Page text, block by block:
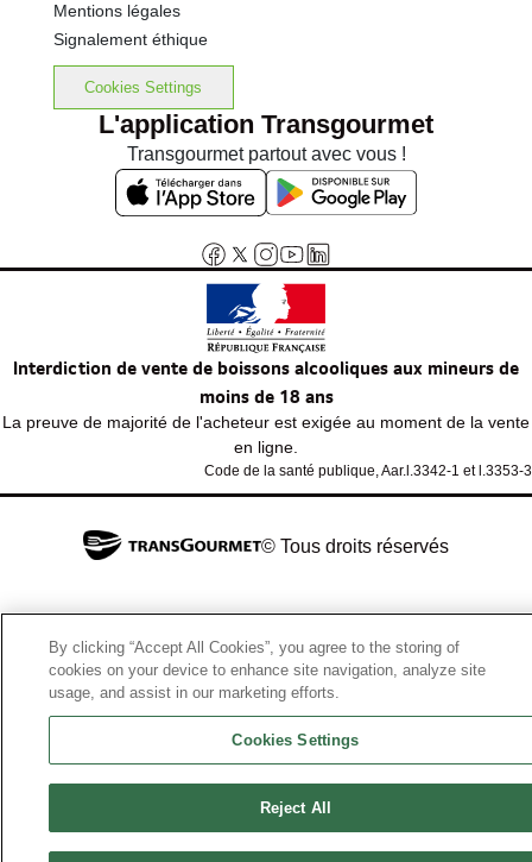
Mentions légales
Signalement éthique
Cookies Settings
L'application Transgourmet
Transgourmet partout avec vous !
Interdiction de vente de boissons alcooliques aux mineurs de
moins de 18 ans
La preuve de majorité de l'acheteur est exigée au moment de la vente
en ligne.
Code de la santé publique, Aar.l.3342-1 et l.3353-3
© Tous droits réservés
By clicking “Accept All Cookies”, you agree to the storing of
cookies on your device to enhance site navigation, analyze site
usage, and assist in our marketing efforts.
Cookies Settings
Reject All